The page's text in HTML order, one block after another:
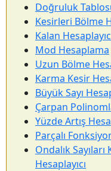
Doğruluk
Kesirleri Bölme
Kalan
Mod Hesaplama
Uzun Bölme
Karma Kesir
Büyük Sayı
Çarpan
Yüzde Artış
Parçalı
Ondalık
Hesaplayıcı